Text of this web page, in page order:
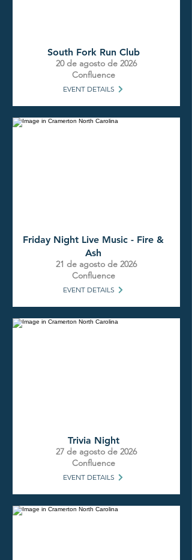
South Fork Run Club
20 de agosto de 2026
Confluence
EVENT DETAILS
Friday Night Live Music - Fire &
Ash
21 de agosto de 2026
Confluence
EVENT DETAILS
Trivia Night
27 de agosto de 2026
Confluence
EVENT DETAILS